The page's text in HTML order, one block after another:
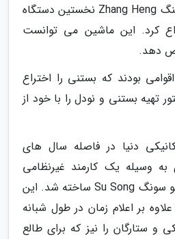
چینی به نام ژانگ هنگ Zhang Heng نخستین دستگاه
کرد. این ماشین می توانست
دهد.
بودند که بستنی را اختراع
تهیه بستنی و نودل را با خود از
دنیا در فاصله سال های
میلادی به وسیله یک کارمند غیرنظامی
دولت چین به نام سو سونگ Su Song ساخته شد. این
بر اعلام زمان در طول شبانه
و ستارگان را نیز که برای طالع